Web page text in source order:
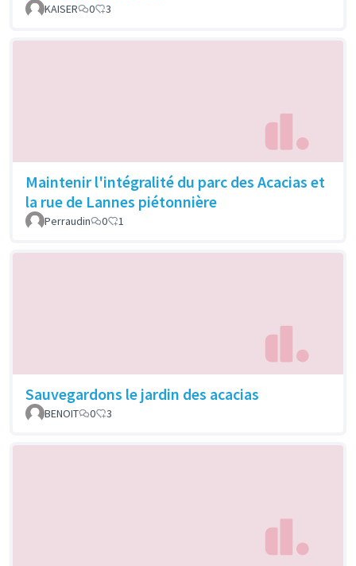
KAISER 0 3
Maintenir l'intégralité du parc des Acacias et
la rue de Lannes piétonnière
Perraudin 0 1
Sauvegardons le jardin des acacias
BENOIT 0 3